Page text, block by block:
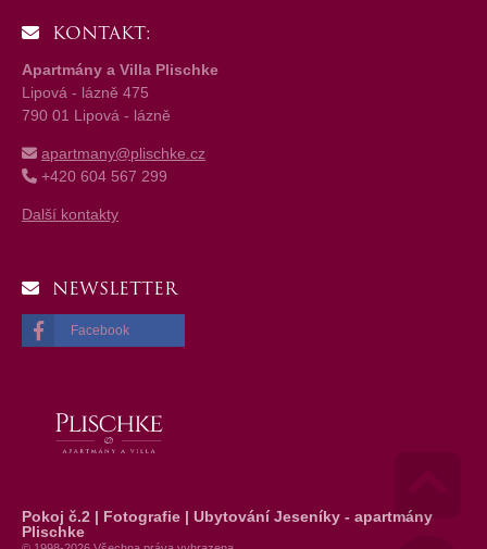
KONTAKT:
Apartmány a Villa Plischke
Lipová - lázně 475
790 01 Lipová - lázně
apartmany@plischke.cz
+420 604 567 299
Další kontakty
NEWSLETTER
Facebook
Pokoj č.2 | Fotografie | Ubytování Jeseníky - apartmány
Plischke